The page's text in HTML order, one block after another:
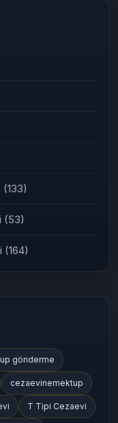
(133)
(53)
(164)
gönderme
cezaevinemektup
T Tipi Cezaevi